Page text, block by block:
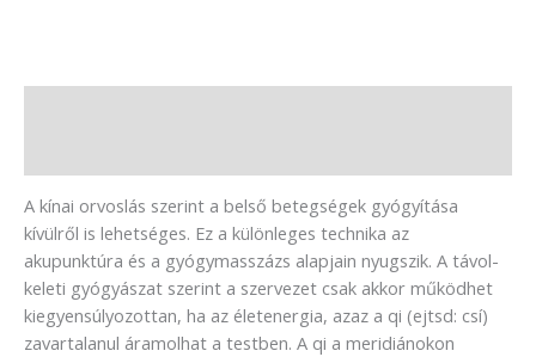
A kínai orvoslás szerint a belső betegségek gyógyítása
kívülről is lehetséges. Ez a különleges technika az
akupunktúra és a gyógymasszázs alapjain nyugszik. A távol-
keleti gyógyászat szerint a szervezet csak akkor működhet
kiegyensúlyozottan, ha az életenergia, azaz a qi (ejtsd: csí)
zavartalanul áramolhat a testben. A qi a meridiánokon